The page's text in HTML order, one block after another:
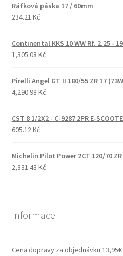
Ráfková páska 17 / 60mm
234.21 Kč
Continental KKS 10 WW Rf. 2.25 -
1,305.08 Kč
Pirelli Angel GT II 180/55 ZR 17
4,290.98 Kč
CST 8 1/2X2 - C-9287 2PR E-
605.12 Kč
Michelin Pilot Power 2CT 120/70
2,331.43 Kč
Informace
Cena dopravy za objednávku